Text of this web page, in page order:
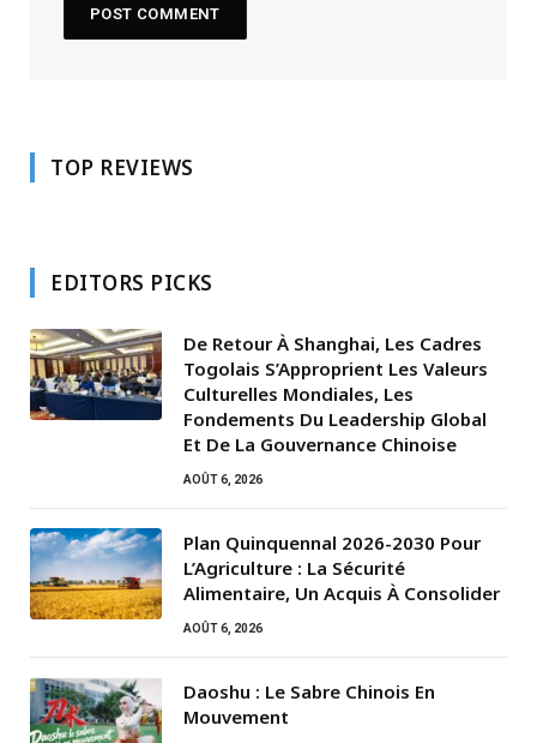
TOP REVIEWS
EDITORS PICKS
De Retour À Shanghai, Les Cadres
Togolais S’Approprient Les Valeurs
Culturelles Mondiales, Les
Fondements Du Leadership Global
Et De La Gouvernance Chinoise
AOÛT 6, 2026
Plan Quinquennal 2026-2030 Pour
L’Agriculture : La Sécurité
Alimentaire, Un Acquis À Consolider
AOÛT 6, 2026
Daoshu : Le Sabre Chinois En
Mouvement